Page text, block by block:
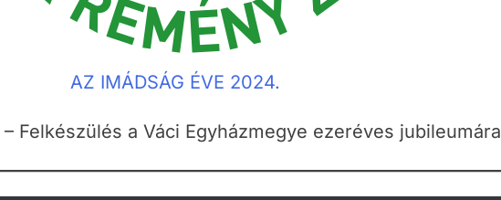
AZ IMÁDSÁG ÉVE 2024.
– Felkészülés a Váci Egyházmegye ezeréves jubileumára